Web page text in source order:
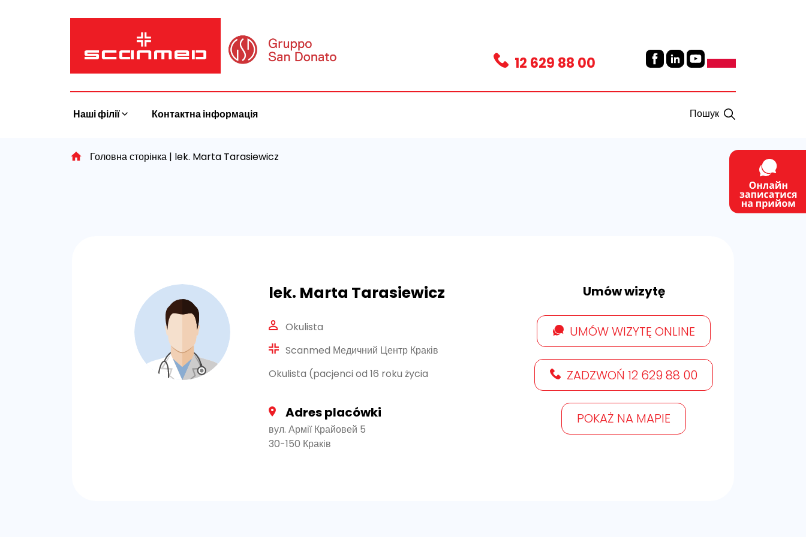
12 629 88 00
Наші філії Контактна інформація Пошук
Головна сторінка | lek. Marta Tarasiewicz
lek. Marta Tarasiewicz
Okulista
Scanmed Медичний Центр Краків
Okulista (pacjenci od 16 roku życia
Adres placówki
вул. Армії Крайовей 5
30-150 Краків
Umów wizytę
UMÓW WIZYTĘ ONLINE
ZADZWOŃ 12 629 88 00
POKAŻ NA MAPIE